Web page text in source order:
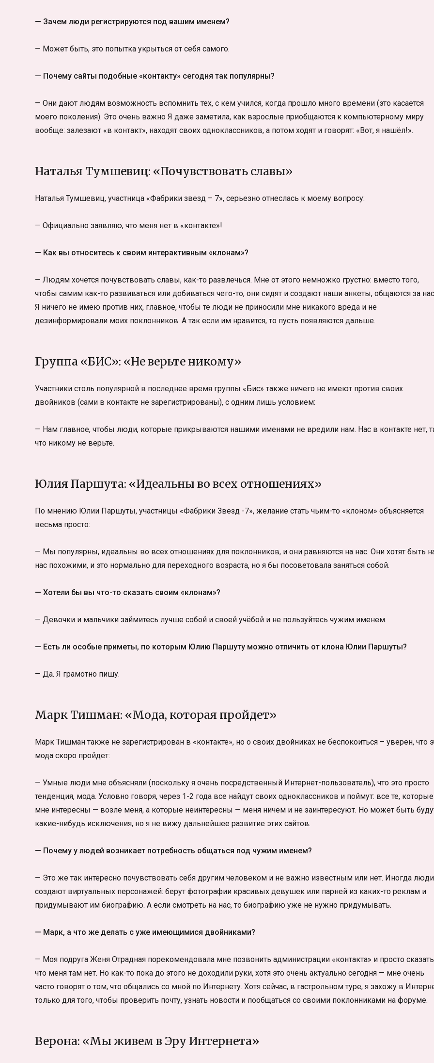
— Зачем люди регистрируются под вашим именем?
— Может быть, это попытка укрыться от себя самого.
— Почему сайты подобные «контакту» сегодня так популярны?
— Они дают людям возможность вспомнить тех, с кем учился, когда прошло много времени (это касается
моего поколения). Это очень важно Я даже заметила, как взрослые приобщаются к компьютерному миру
вообще: залезают «в контакт», находят своих одноклассников, а потом ходят и говорят: «Вот, я нашёл!».
Наталья Тумшевиц: «Почувствовать славы»
Наталья Тумшевиц, участница «Фабрики звезд – 7», серьезно отнеслась к моему вопросу:
— Официально заявляю, что меня нет в «контакте»!
— Как вы относитесь к своим интерактивным «клонам»?
— Людям хочется почувствовать славы, как-то развлечься. Мне от этого немножко грустно: вместо того,
чтобы самим как-то развиваться или добиваться чего-то, они сидят и создают наши анкеты, общаются за
Я ничего не имею против них, главное, чтобы те люди не приносили мне никакого вреда и не
дезинформировали моих поклонников. А так если им нравится, то пусть появляются дальше.
Группа «БИС»: «Не верьте никому»
Участники столь популярной в последнее время группы «Бис» также ничего не имеют против своих
двойников (сами в контакте не зарегистрированы), с одним лишь условием:
— Нам главное, чтобы люди, которые прикрываются нашими именами не вредили нам. Нас в контакте нет,
что никому не верьте.
Юлия Паршута: «Идеальны во всех отношениях»
По мнению Юлии Паршуты, участницы «Фабрики Звезд -7», желание стать чьим-то «клоном» объясняется
весьма просто:
— Мы популярны, идеальны во всех отношениях для поклонников, и они равняются на нас. Они хотят быть
нас похожими, и это нормально для переходного возраста, но я бы посоветовала заняться собой.
— Хотели бы вы что-то сказать своим «клонам»?
— Девочки и мальчики займитесь лучше собой и своей учёбой и не пользуйтесь чужим именем.
— Есть ли особые приметы, по которым Юлию Паршуту можно отличить от клона Юлии Паршуты?
— Да. Я грамотно пишу.
Марк Тишман: «Мода, которая пройдет»
Марк Тишман также не зарегистрирован в «контакте», но о своих двойниках не беспокоиться – уверен, что
мода скоро пройдет:
— Умные люди мне объясняли (поскольку я очень посредственный Интернет-пользователь), что это просто
тенденция, мода. Условно говоря, через 1-2 года все найдут своих одноклассников и поймут: все те, которые
мне интересны — возле меня, а которые неинтересны — меня ничем и не заинтересуют. Но может быть
какие-нибудь исключения, но я не вижу дальнейшее развитие этих сайтов.
— Почему у людей возникает потребность общаться под чужим именем?
— Это же так интересно почувствовать себя другим человеком и не важно известным или нет. Иногда люди
создают виртуальных персонажей: берут фотографии красивых девушек или парней из каких-то реклам и
придумывают им биографию. А если смотреть на нас, то биографию уже не нужно придумывать.
— Марк, а что же делать с уже имеющимися двойниками?
— Моя подруга Женя Отрадная порекомендовала мне позвонить администрации «контакта» и просто
что меня там нет. Но как-то пока до этого не доходили руки, хотя это очень актуально сегодня — мне очень
часто говорят о том, что общались со мной по Интернету. Хотя сейчас, в гастрольном туре, я захожу в
только для того, чтобы проверить почту, узнать новости и пообщаться со своими поклонниками на форуме.
Верона: «Мы живем в Эру Интернета»